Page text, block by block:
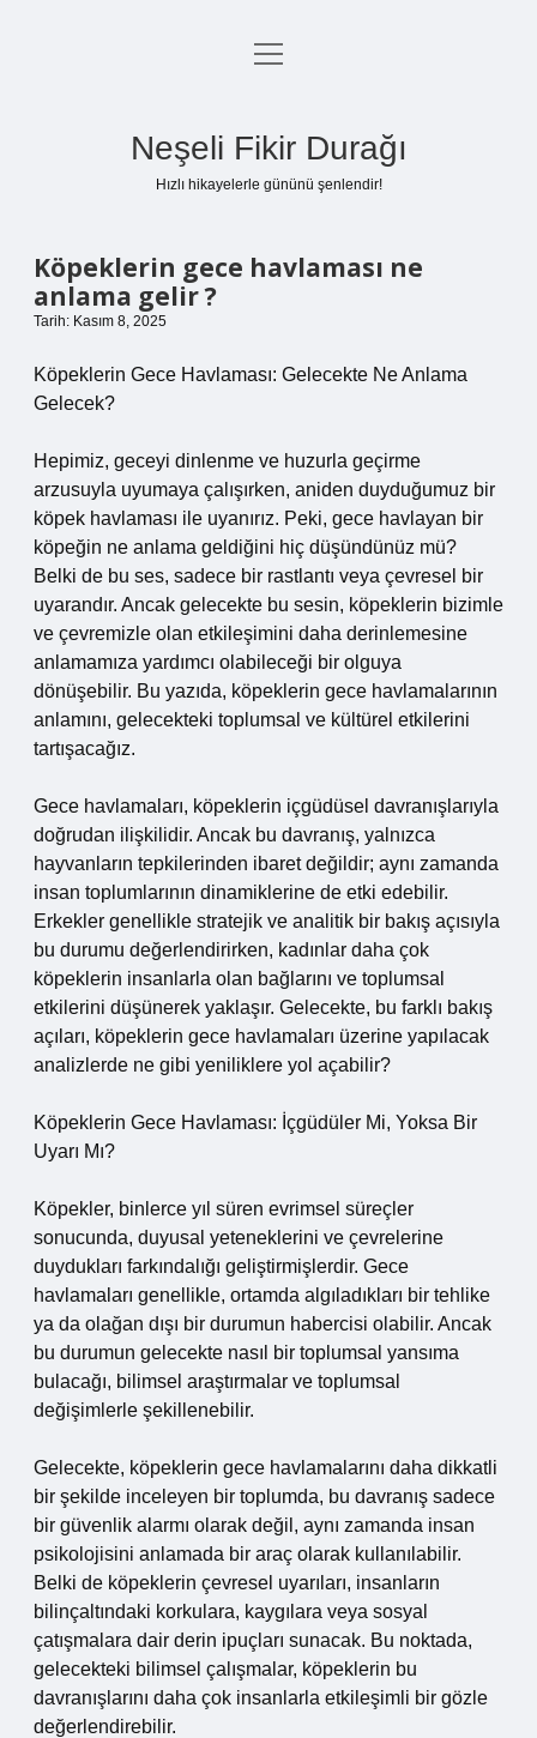
Anasayfa
menüyü
Neşeli Fikir Durağı
Hızlı hikayelerle gününü şenlendir!
Köpeklerin gece havlaması ne
anlama gelir ?
Tarih: Kasım 8, 2025
Köpeklerin Gece Havlaması: Gelecekte Ne Anlama
Gelecek?
Hepimiz, geceyi dinlenme ve huzurla geçirme
arzusuyla uyumaya çalışırken, aniden duyduğumuz bir
köpek havlaması ile uyanırız. Peki, gece havlayan bir
köpeğin ne anlama geldiğini hiç düşündünüz mü?
Belki de bu ses, sadece bir rastlantı veya çevresel bir
uyarandır. Ancak gelecekte bu sesin, köpeklerin bizimle
ve çevremizle olan etkileşimini daha derinlemesine
anlamamıza yardımcı olabileceği bir olguya
dönüşebilir. Bu yazıda, köpeklerin gece havlamalarının
anlamını, gelecekteki toplumsal ve kültürel etkilerini
tartışacağız.
Gece havlamaları, köpeklerin içgüdüsel davranışlarıyla
doğrudan ilişkilidir. Ancak bu davranış, yalnızca
hayvanların tepkilerinden ibaret değildir; aynı zamanda
insan toplumlarının dinamiklerine de etki edebilir.
Erkekler genellikle stratejik ve analitik bir bakış açısıyla
bu durumu değerlendirirken, kadınlar daha çok
köpeklerin insanlarla olan bağlarını ve toplumsal
etkilerini düşünerek yaklaşır. Gelecekte, bu farklı bakış
açıları, köpeklerin gece havlamaları üzerine yapılacak
analizlerde ne gibi yeniliklere yol açabilir?
Köpeklerin Gece Havlaması: İçgüdüler Mi, Yoksa Bir
Uyarı Mı?
Köpekler, binlerce yıl süren evrimsel süreçler
sonucunda, duyusal yeteneklerini ve çevrelerine
duydukları farkındalığı geliştirmişlerdir. Gece
havlamaları genellikle, ortamda algıladıkları bir tehlike
ya da olağan dışı bir durumun habercisi olabilir. Ancak
bu durumun gelecekte nasıl bir toplumsal yansıma
bulacağı, bilimsel araştırmalar ve toplumsal
değişimlerle şekillenebilir.
Gelecekte, köpeklerin gece havlamalarını daha dikkatli
bir şekilde inceleyen bir toplumda, bu davranış sadece
bir güvenlik alarmı olarak değil, aynı zamanda insan
psikolojisini anlamada bir araç olarak kullanılabilir.
Belki de köpeklerin çevresel uyarıları, insanların
bilinçaltındaki korkulara, kaygılara veya sosyal
çatışmalara dair derin ipuçları sunacak. Bu noktada,
gelecekteki bilimsel çalışmalar, köpeklerin bu
davranışlarını daha çok insanlarla etkileşimli bir gözle
değerlendirebilir.